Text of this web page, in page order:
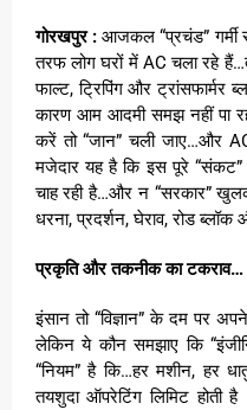
गोरखपुर :आजकल “प्रचंड” गर्मी
तरफ लोग घरों में AC चला रहे
फाल्ट, ट्रिपिंग और ट्रांसफार्मर
कारण आम आदमी समझ नहीं पा
करें तो “जान” चली जाए…और
मजेदार यह है कि इस पूरे
चाह रही है…और न “सरकार”
धरना, प्रदर्शन, घेराव, रोड ब्लॉक
प्रकृति और तकनीक का टकराव…
इंसान तो “विज्ञान” के दम पर
लेकिन ये कौन समझाए कि
“नियम” है कि…हर मशीन, हर
तयशुदा ऑपरेटिंग लिमिट होती